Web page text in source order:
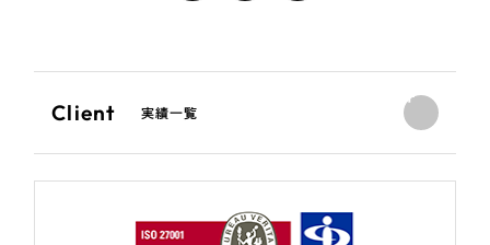
Client 実績一覧